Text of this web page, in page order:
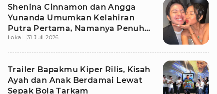
Shenina Cinnamon dan Angga
Yunanda Umumkan Kelahiran
Putra Pertama, Namanya Penuh
Makna
Lokal 31 Juli 2026
Trailer Bapakmu Kiper Rilis, Kisah
Ayah dan Anak Berdamai Lewat
Sepak Bola Tarkam